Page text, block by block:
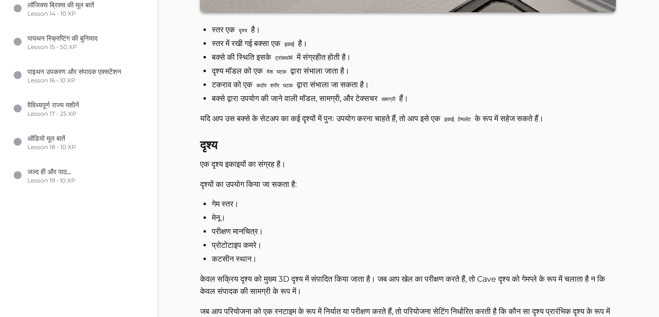
लॉजिक्स ब्रिक्स की मूल बातें
Lesson 14 • 10 XP
पायथन स्क्रिप्टिंग की बुनियाद
Lesson 15 • 50 XP
पाइथन उपकरण और संपादक एक्सटेंशन
Lesson 16 • 10 XP
वैविध्यपूर्ण राज्य मशीनें
Lesson 17 • 25 XP
ऑडियो मूल बातें
Lesson 18 • 10 XP
जल्द ही और पाठ...
Lesson 19 • 10 XP
स्तर एक दृश्य है।
स्तर में रखी गई बक्सा एक इकाई है।
बक्से की स्थिति इसके ट्रांसफॉर्म में संग्रहीत होती है।
दृश्य मॉडल को एक मेश घटक द्वारा संभाला जाता है।
टकराव को एक कठोर शरीर घटक द्वारा संभाला जा सकता है।
बक्से द्वारा उपयोग की जाने वाली मॉडल, सामग्री, और टेक्सचर सामग्री हैं।
यदि आप उस बक्से के सेटअप का कई दृश्यों में पुनः उपयोग करना चाहते हैं, तो आप इसे एक इकाई टेम्पलेट के रूप में सहेज सकते हैं।
दृश्य
एक दृश्य इकाइयों का संग्रह है।
दृश्यों का उपयोग किया जा सकता है:
गेम स्तर।
मेनू।
परीक्षण मानचित्र।
प्रोटोटाइप कमरे।
कटसीन स्थान।
केवल सक्रिय दृश्य को मुख्य 3D दृश्य में संपादित किया जाता है। जब आप खेल का परीक्षण करते हैं, तो Cave दृश्य को गेमप्ले के रूप में चलाता है न कि
केवल संपादक की सामग्री के रूप में।
जब आप परियोजना को एक रनटाइम के रूप में निर्यात या परीक्षण करते हैं, तो परियोजना सेटिंग निर्धारित करती है कि कौन सा दृश्य प्रारंभिक दृश्य के रूप में